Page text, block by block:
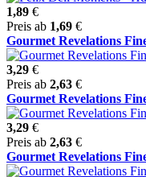
1,89 €
Preis ab 1,69 €
Gourmet Revelations
3,29 €
Preis ab 2,63 €
Gourmet Revelations
3,29 €
Preis ab 2,63 €
Gourmet Revelations